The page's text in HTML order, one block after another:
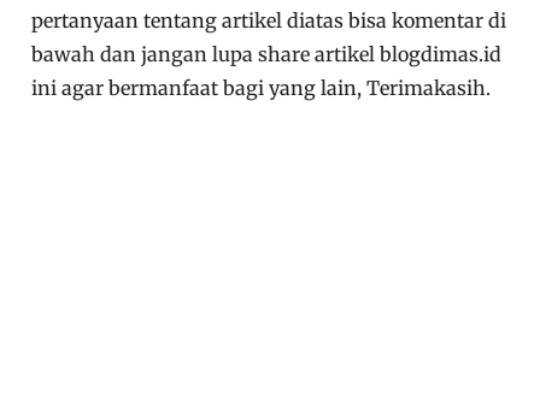
pertanyaan tentang artikel diatas bisa komentar di
bawah dan jangan lupa share artikel blogdimas.id
ini agar bermanfaat bagi yang lain, Terimakasih.